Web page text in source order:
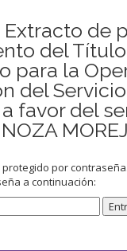
Extracto de
del
para la
del
favor del
por
a continuación: